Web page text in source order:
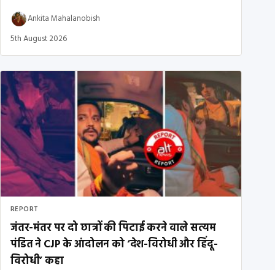
Ankita Mahalanobish
5th August 2026
REPORT
जंतर-मंतर पर दो छात्रों की पिटाई करने वाले सत्यम
पंडित ने CJP के आंदोलन को ‘देश-विरोधी और हिंदू-
विरोधी’ कहा